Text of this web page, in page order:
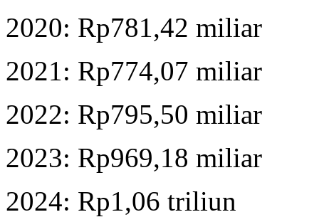
2020: Rp781,42 miliar
2021: Rp774,07 miliar
2022: Rp795,50 miliar
2023: Rp969,18 miliar
2024: Rp1,06 triliun